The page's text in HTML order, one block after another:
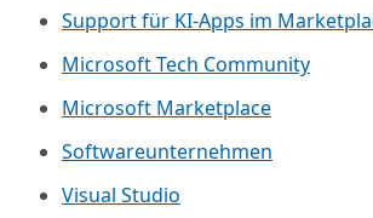
Support für KI-Apps im
Microsoft Tech Community
Microsoft Marketplace
Softwareunternehmen
Visual Studio